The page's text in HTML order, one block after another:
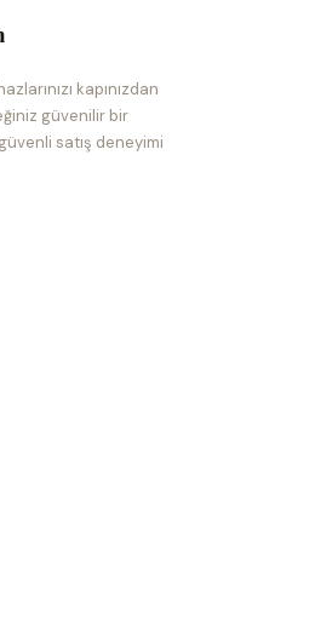
kapınızdan
güvenilir bir
satış deneyimi